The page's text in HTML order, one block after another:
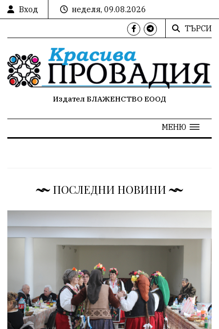
Вход
неделя, 09.08.2026
ТЪРСИ
Издател БЛАЖЕНСТВО ЕООД
МЕНЮ
ПОСЛЕДНИ НОВИНИ